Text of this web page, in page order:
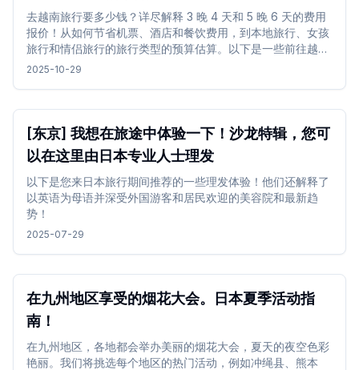
去越南旅行要多少钱？详尽解释 3 晚 4 天和 5 晚 6 天的费用
报价！从如何节省机票、酒店和餐饮费用，到本地旅行、女孩
旅行和情侣旅行的旅行类型的预算估算。以下是一些前往越南
旅行以成功降低成本并享受奢华的技巧。
2025-10-29
[东京] 我想在旅途中体验一下！沙龙特辑，您可
以在这里由日本专业人士理发
以下是您来日本旅行期间推荐的一些理发体验！他们还解释了
以英语为母语并深受外国游客和居民欢迎的美容院和最新趋
势！
2025-07-29
在九州地区享受的烟花大会。日本夏季活动指
南！
在九州地区，各地都会举办美丽的烟花大会，夏天的夜空色彩
艳丽。我们将挑选每个地区的热门活动，例如冲绳县、熊本